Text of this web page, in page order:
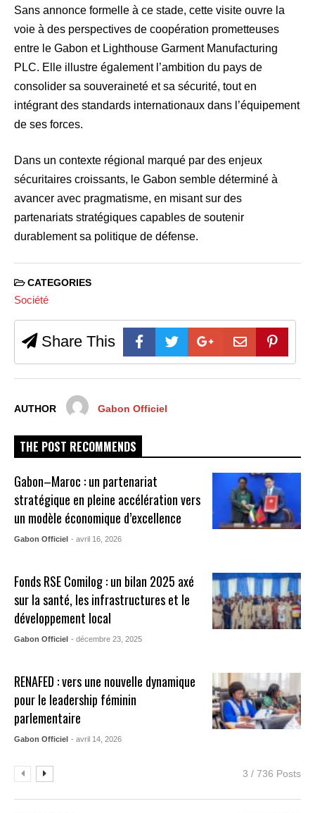
Sans annonce formelle à ce stade, cette visite ouvre la
voie à des perspectives de coopération prometteuses
entre le Gabon et Lighthouse Garment Manufacturing
PLC. Elle illustre également l’ambition du pays de
consolider sa souveraineté et sa sécurité, tout en
intégrant des standards internationaux dans l’équipement
de ses forces.
Dans un contexte régional marqué par des enjeux
sécuritaires croissants, le Gabon semble déterminé à
avancer avec pragmatisme, en misant sur des
partenariats stratégiques capables de soutenir
durablement sa politique de défense.
CATEGORIES
Société
Share This
AUTHOR Gabon Officiel
THE POST RECOMMENDS
Gabon–Maroc : un partenariat
stratégique en pleine accélération vers
un modèle économique d’excellence
Gabon Officiel - avril 16, 2026
Fonds RSE Comilog : un bilan 2025 axé
sur la santé, les infrastructures et le
développement local
Gabon Officiel - décembre 23, 2025
RENAFED : vers une nouvelle dynamique
pour le leadership féminin
parlementaire
Gabon Officiel - avril 14, 2026
3 / 736 Posts